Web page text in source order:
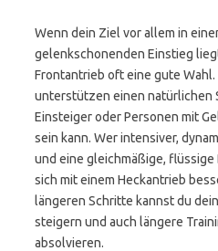
Wenn dein Ziel vor allem in
gelenkschonenden Einstieg
Frontantrieb oft eine gute
unterstützen einen natürlichen
Einsteiger oder Personen mit
sein kann. Wer intensiver,
und eine gleichmäßige,
sich mit einem Heckantrieb
längeren Schritte kannst du
steigern und auch längere
absolvieren.